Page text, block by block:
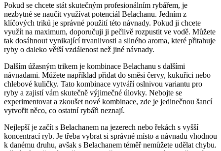
Pokud se chcete‌ stát skutečným profesionálním rybářem, je
nezbytné se naučit využívat potenciál Belachanu. Jedním ‍z
klíčových triků je‍ správné použití této návnady. ⁤Pokud ji chcete‌
využít na maximum, doporučuji ji pečlivě rozpustit ve vodě. Můžete
tak dosáhnout vynikající trvanlivosti a silného aroma, které přitahuje
ryby o daleko větší vzdálenost než jiné návnady.
Dalším‍ úžasným trikem je kombinace Belachanu s dalšími
návnadami. Můžete například přidat do směsi červy,⁢ kukuřici nebo⁢
chlebové kuličky. Tato ⁤kombinace vytváří oslnivou variantu pro
ryby a zajistí vám skutečně ​výjimečné úlovky. Nebojte se
experimentovat a zkoušet nové kombinace, zde je jedinečnou šancí
vytvořit něco, co⁢ ostatní rybáři neznají.
Nejlepší je začít s Belachanem na jezerech nebo řekách s vyšší
koncentrací ryb. Je třeba vybrat si správné místo a návnadu vhodnou⁣
k danému druhu, avšak s ‌Belachanem téměř nemůžete ⁣udělat⁤ chybu.